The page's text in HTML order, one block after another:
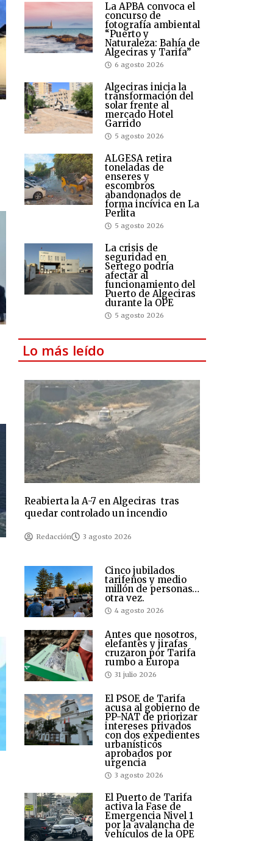
La APBA convoca el
concurso de
fotografía ambiental
“Puerto y
Naturaleza: Bahía de
Algeciras y Tarifa”
6 agosto 2026
Algeciras inicia la
transformación del
solar frente al
mercado Hotel
Garrido
5 agosto 2026
ALGESA retira
toneladas de
enseres y
escombros
abandonados de
forma incívica en La
Perlita
5 agosto 2026
La crisis de
seguridad en
Sertego podría
afectar al
funcionamiento del
Puerto de Algeciras
durante la OPE
5 agosto 2026
Lo más leído
Reabierta la A-7 en Algeciras tras
quedar controlado un incendio
Redacción 3 agosto 2026
Cinco jubilados
tarifeños y medio
millón de personas…
otra vez.
4 agosto 2026
Antes que nosotros,
elefantes y jirafas
cruzaron por Tarifa
rumbo a Europa
31 julio 2026
El PSOE de Tarifa
acusa al gobierno de
PP-NAT de priorizar
intereses privados
con dos expedientes
urbanísticos
aprobados por
urgencia
3 agosto 2026
El Puerto de Tarifa
activa la Fase de
Emergencia Nivel 1
por la avalancha de
vehículos de la OPE